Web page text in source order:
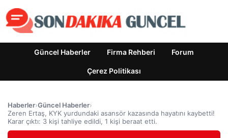
Güncel Haberler Firma Rehberi Forum
Çerez Politikası
Haberler›Güncel Haberler›
Zeren Ertaş, KYK yurdundaki asansör kazasında hayatını kaybetti!
Karar çıktı: 3 kişi tahliye edildi, 1 kişi beraat etti.